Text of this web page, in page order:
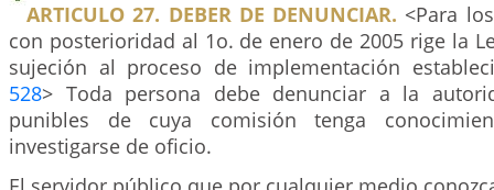
ARTICULO 27. DEBER DE DENUNCIAR. <Para
con posterioridad al 1o. de enero de 2005 rige la
sujeción al proceso de implementación
528> Toda persona debe denunciar a la
punibles de cuya comisión tenga
investigarse de oficio.